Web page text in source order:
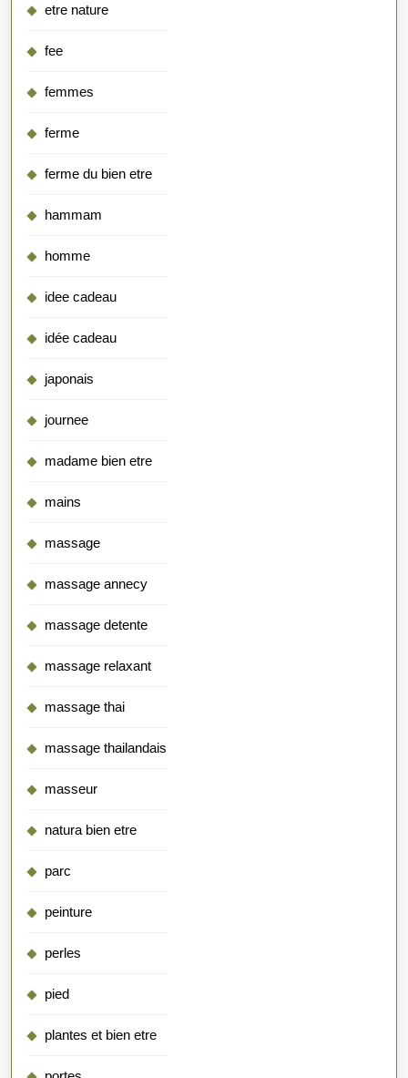
etre nature
fee
femmes
ferme
ferme du bien etre
hammam
homme
idee cadeau
idée cadeau
japonais
journee
madame bien etre
mains
massage
massage annecy
massage detente
massage relaxant
massage thai
massage thailandais
masseur
natura bien etre
parc
peinture
perles
pied
plantes et bien etre